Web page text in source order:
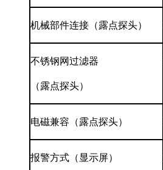
机械部件连接（露点探头）
不锈钢网过滤器
（露点探头）
电磁兼容（露点探头）
报警方式（显示屏）